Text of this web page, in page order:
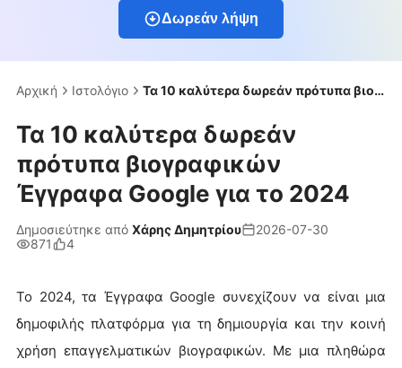
Δωρεάν λήψη
Αρχική Ιστολόγιο Τα 10 καλύτερα δωρεάν πρότυπα βιογραφικών Έγγραφα Google για το 2024
Τα 10 καλύτερα δωρεάν
πρότυπα βιογραφικών
Έγγραφα Google για το 2024
Δημοσιεύτηκε από Χάρης Δημητρίου
2026-07-30
871
4
Το 2024, τα Έγγραφα Google συνεχίζουν να είναι μια
δημοφιλής πλατφόρμα για τη δημιουργία και την κοινή
χρήση επαγγελματικών βιογραφικών. Με μια πληθώρα